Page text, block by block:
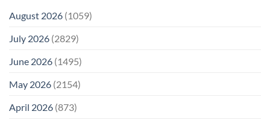
August 2026 (1059)
July 2026 (2829)
June 2026 (1495)
May 2026 (2154)
April 2026 (873)